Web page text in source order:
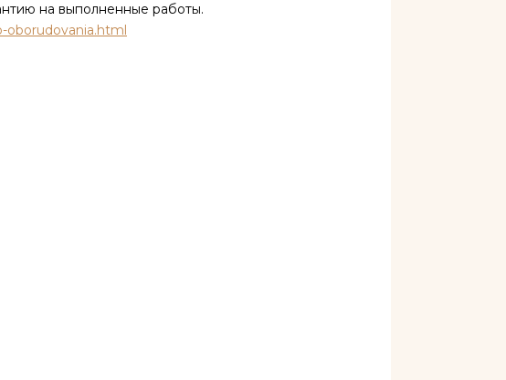
на выполненные работы.
oborudovania.html